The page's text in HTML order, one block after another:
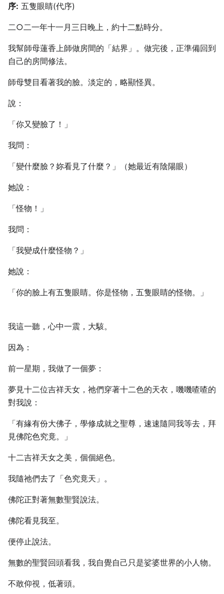
序: 五隻眼睛(代序)
二○二一年十一月三日晚上，約十二點時分。
我幫師母蓮香上師做房間的「結界」。做完後，正準備回到
自己的房間修法。
師母雙目看著我的臉。淡定的，略顯怪異。
說：
「你又變臉了！」
我問：
「變什麼臉？妳看見了什麼？」（她最近有陰陽眼）
她說：
「怪物！」
我問：
「我變成什麼怪物？」
她說：
「你的臉上有五隻眼睛。你是怪物，五隻眼睛的怪物。」
我這一聽，心中一震，大駭。
因為：
前一星期，我做了一個夢：
夢見十二位吉祥天女，祂們穿著十二色的天衣，嘰嘰喳喳的
對我說：
「有緣有份大佛子，學修成就之聖尊，速速隨同我等去，拜
見佛陀色究竟。」
十二吉祥天女之美，個個絕色。
我隨祂們去了「色究竟天」。
佛陀正對著無數聖賢說法。
佛陀看見我至。
便停止說法。
無數的聖賢回頭看我，我自覺自己只是娑婆世界的小人物。
不敢仰視，低著頭。